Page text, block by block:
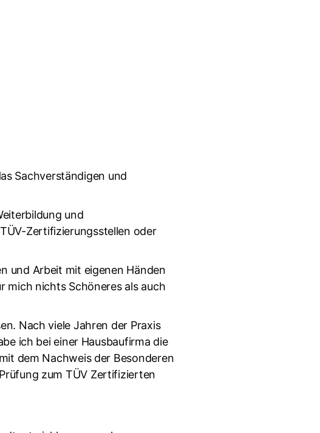
Sachverständigen und
und
Zertifizierungsstellen oder
und Arbeit mit eigenen Händen
mich nichts Schöneres als auch
Nach viele Jahren der Praxis
ich bei einer Hausbaufirma die
dem Nachweis der Besonderen
zum TÜV Zertifizierten